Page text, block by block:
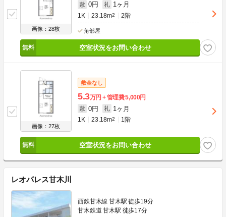
画像：28枚
敷 0円 礼 1ヶ月
1K 23.18m2 2階
角部屋
空室状況をお問い合わせ
画像：27枚
敷金なし
5.3万円 管理費5,000円
敷 0円 礼 1ヶ月
1K 23.18m2 1階
空室状況をお問い合わせ
レオパレス甘木川
西鉄甘木線 甘木駅 徒歩19分
甘木鉄道 甘木駅 徒歩17分